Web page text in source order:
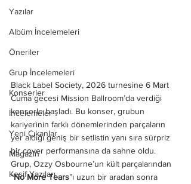
Yazılar
Albüm İncelemeleri
Öneriler
Grup İncelemeleri
Konserler
İncelemeler
Yeni Çıkanlar
Magazin
Keşif Yazıları
Black Label Society, 2026 turnesine 6 Mart
Cuma gecesi Mission Ballroom’da verdiği
konserle başladı. Bu konser, grubun
kariyerinin farklı dönemlerinden parçaların
yer aldığı geniş bir setlistin yanı sıra sürpriz
bir cover performansına da sahne oldu.
Grup, Ozzy Osbourne’un kült parçalarından
“No More Tears”ı uzun bir aradan sonra